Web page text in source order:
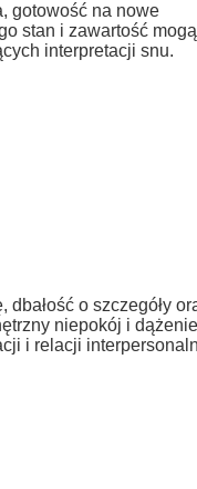
gotowość na nowe
stan i zawartość mogą
interpretacji snu.
o szczegóły
niepokój i
i relacji